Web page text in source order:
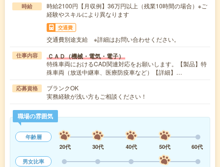
時給
時給2100円【月収例】36万円以上（残業10時間の場合）※ご
経験やスキルにより異なります
交通費
交通費別途支給 ※詳細はお問い合わせください。
仕事内容 ＣＡＤ（機械・電気・電子）
特殊車両におけるCAD関連対応をお願いします。【製品】特
殊車両（放送中継車、医療防疫車など）【詳細】…
応募資格
ブランクOK
実務経験が浅い方もご相談ください！
職場の雰囲気
年齢層
20代
30代 40代 50代
60代
男女比率